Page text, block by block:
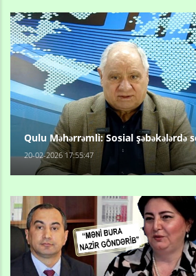
Qulu Məhərrəmli: Sosial şəbəkələrdə
20-02-2026 17:55:47